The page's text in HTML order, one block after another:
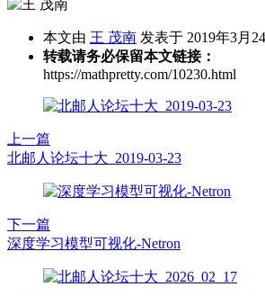
本文由 王 茂南 发表于 2019年3月
转载请务必保留本文链接：
https://mathpretty.com/10230.html
上一篇
北邮人论坛十大_2019-03-23
下一篇
深度学习模型可视化-Netron